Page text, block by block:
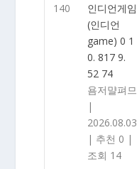
140
인디언게임
(인디언
game) 0 1
0. 817 9.
52 74
욤저먈펴므
|
2026.08.03
| 추천 0 |
조회 14